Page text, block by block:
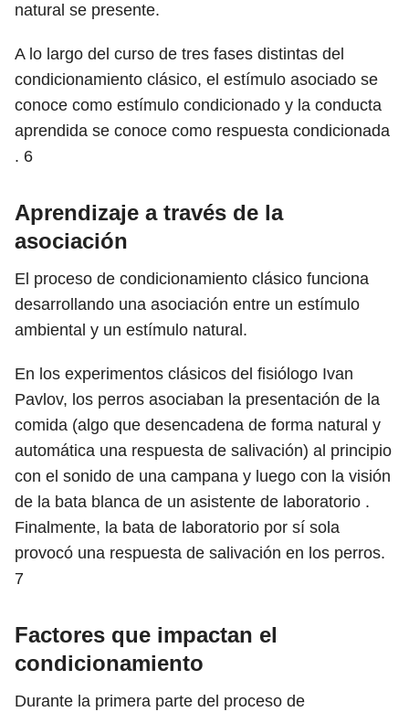
natural se presente.
A lo largo del curso de tres fases distintas del
condicionamiento clásico, el estímulo asociado se
conoce como estímulo condicionado y la conducta
aprendida se conoce como respuesta condicionada
. 6
Aprendizaje a través de la
asociación
El proceso de condicionamiento clásico funciona
desarrollando una asociación entre un estímulo
ambiental y un estímulo natural.
En los experimentos clásicos del fisiólogo Ivan
Pavlov, los perros asociaban la presentación de la
comida (algo que desencadena de forma natural y
automática una respuesta de salivación) al principio
con el sonido de una campana y luego con la visión
de la bata blanca de un asistente de laboratorio .
Finalmente, la bata de laboratorio por sí sola
provocó una respuesta de salivación en los perros.
7
Factores que impactan el
condicionamiento
Durante la primera parte del proceso de